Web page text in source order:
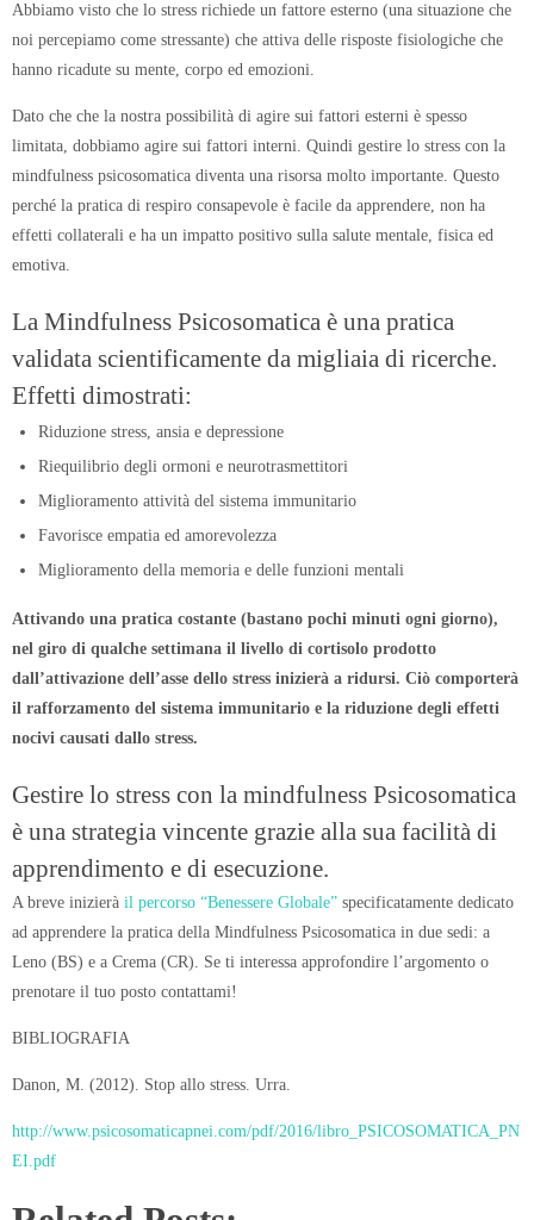
Abbiamo visto che lo stress richiede un fattore esterno (una situazione che
noi percepiamo come stressante) che attiva delle risposte fisiologiche che
hanno ricadute su mente, corpo ed emozioni.
Dato che che la nostra possibilità di agire sui fattori esterni è spesso
limitata, dobbiamo agire sui fattori interni. Quindi gestire lo stress con la
mindfulness psicosomatica diventa una risorsa molto importante. Questo
perché la pratica di respiro consapevole è facile da apprendere, non ha
effetti collaterali e ha un impatto positivo sulla salute mentale, fisica ed
emotiva.
La Mindfulness Psicosomatica è una pratica
validata scientificamente da migliaia di ricerche.
Effetti dimostrati:
Riduzione stress, ansia e depressione
Riequilibrio degli ormoni e neurotrasmettitori
Miglioramento attività del sistema immunitario
Favorisce empatia ed amorevolezza
Miglioramento della memoria e delle funzioni mentali
Attivando una pratica costante (bastano pochi minuti ogni giorno),
nel giro di qualche settimana il livello di cortisolo prodotto
dall’attivazione dell’asse dello stress inizierà a ridursi. Ciò comporterà
il rafforzamento del sistema immunitario e la riduzione degli effetti
nocivi causati dallo stress.
Gestire lo stress con la mindfulness Psicosomatica
è una strategia vincente grazie alla sua facilità di
apprendimento e di esecuzione.
A breve inizierà il percorso “Benessere Globale” specificatamente dedicato
ad apprendere la pratica della Mindfulness Psicosomatica in due sedi: a
Leno (BS) e a Crema (CR). Se ti interessa approfondire l’argomento o
prenotare il tuo posto contattami!
BIBLIOGRAFIA
Danon, M. (2012). Stop allo stress. Urra.
http://www.psicosomaticapnei.com/pdf/2016/libro_PSICOSOMATICA_PN
EI.pdf